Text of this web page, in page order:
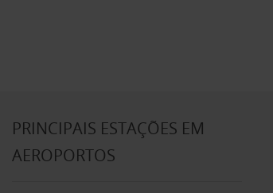
PRINCIPAIS ESTAÇÕES EM
AEROPORTOS